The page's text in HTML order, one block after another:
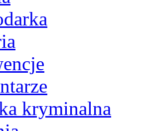
kryminalna